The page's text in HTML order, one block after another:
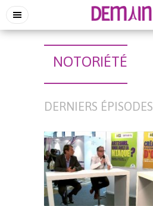
NOTORIÉTÉ
DERNIERS ÉPISODES